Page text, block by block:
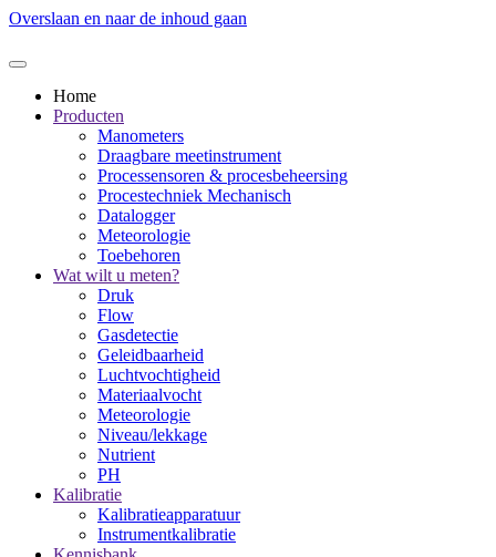
Overslaan en naar de inhoud gaan
Home
Producten
Manometers
Draagbare meetinstrument
Processensoren & procesbeheersing
Procestechniek Mechanisch
Datalogger
Meteorologie
Toebehoren
Wat wilt u meten?
Druk
Flow
Gasdetectie
Geleidbaarheid
Luchtvochtigheid
Materiaalvocht
Meteorologie
Niveau/lekkage
Nutrient
PH
Kalibratie
Kalibratieapparatuur
Instrumentkalibratie